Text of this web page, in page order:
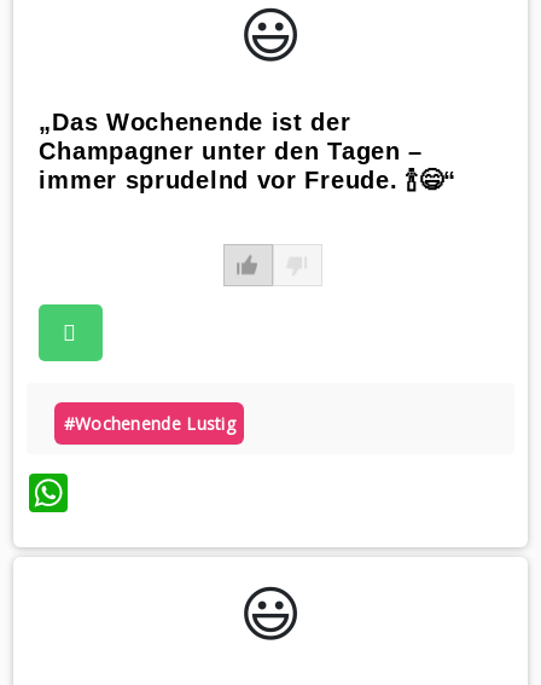
😃️
„Das Wochenende ist der
Champagner unter den Tagen –
immer sprudelnd vor Freude. 🍾😄“
#wochenende Lustig
WhatsApp
😃️